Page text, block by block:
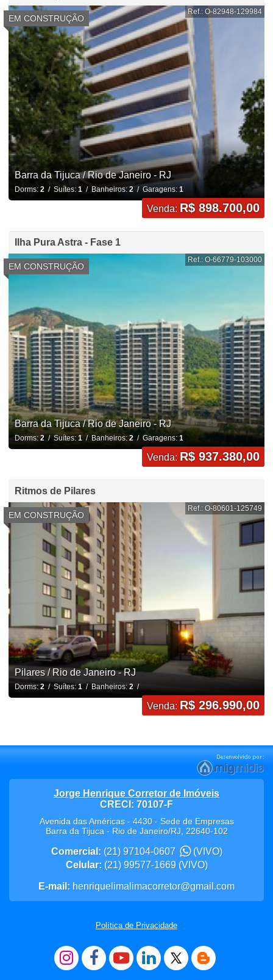
EM CONSTRUÇÃO
Ref.: O-82948-129984
Barra da Tijuca / Rio de Janeiro - RJ
Dorms: 2/ Suítes: 1/ Banheiros: 2/ Garagens: 1
Venda: R$ 898.700,00
Ilha Pura Astra - Fase 1
EM CONSTRUÇÃO
Ref.: O-66779-103000
Barra da Tijuca / Rio de Janeiro - RJ
Dorms:2/ Suítes: 1/ Banheiros: 2/ Garagens: 1
Venda: R$ 937.380,00
Ritmos de Pilares
EM CONSTRUÇÃO
Ref.: O-80601-125749
Pilares / Rio de Janeiro - RJ
Dorms: 2/ Suítes: 1 / Banheiros:2/
Venda: R$ 296.990,00
Jorge Henrique Corretor de Imóveis
CRECI: 70107-F
Avenida das Américas - 4430 - Sede de Empresas
Barra da Tijuca- Rio de Janeiro/RJ, 22640-102
Comercial: (21) 97104-0607
(VIVO)
Celular: (21) 99577-1669(VIVO)
E-mail: henriquelimalimacorretor@gmail.com
Política de Privacidade